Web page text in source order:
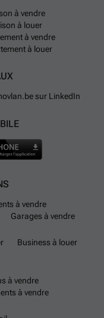
à vendre
à louer
à vendre
à louer
sur LinkedIn
à vendre
Garages à vendre
Business à louer
à vendre
à vendre